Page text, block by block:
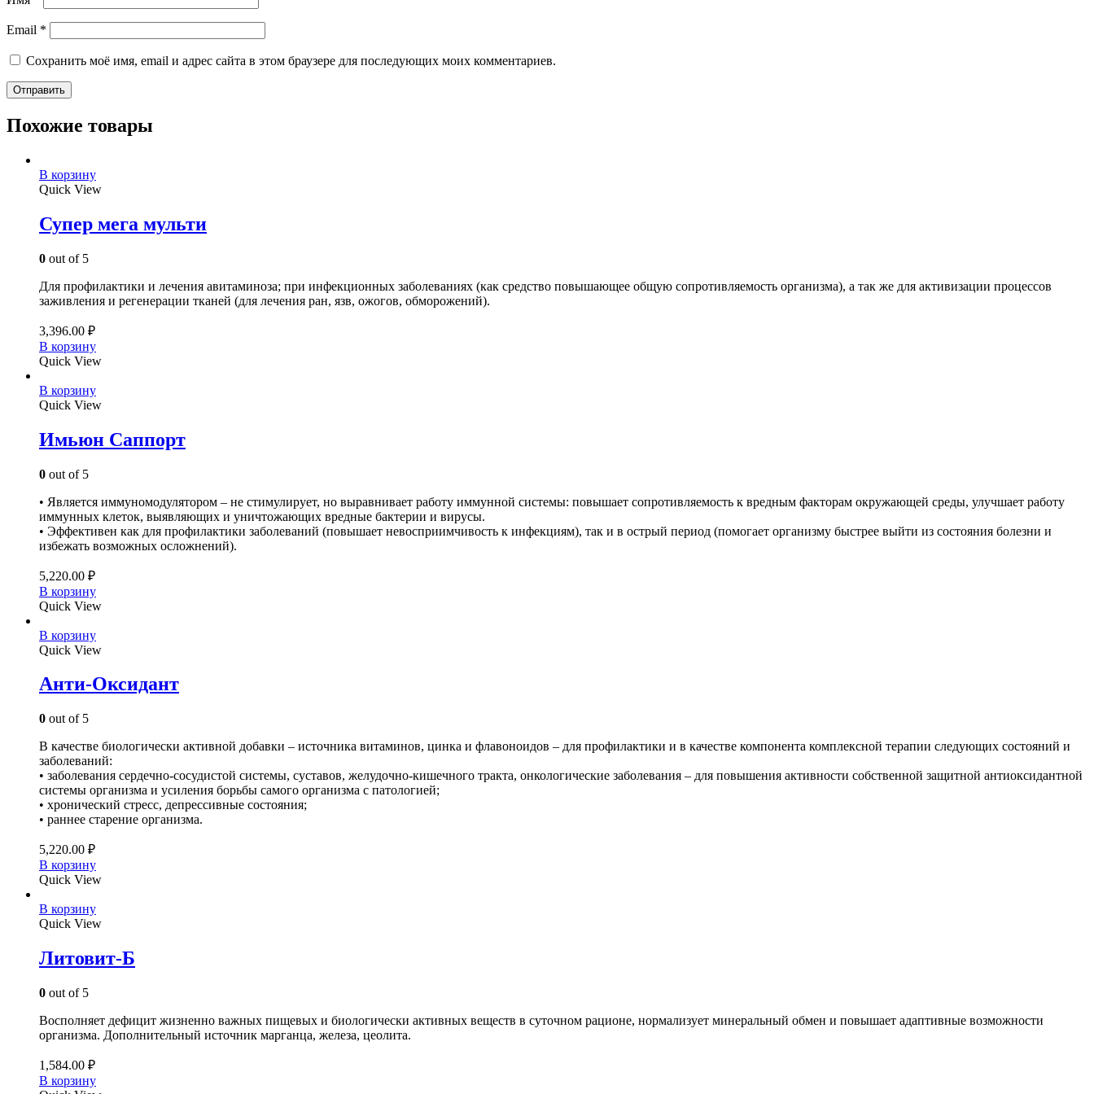
Email *
Сохранить моё имя, email и адрес сайта в этом браузере для последующих моих комментариев.
Похожие товары
В корзину
Quick View
Супер мега мульти
0 out of 5
Для профилактики и лечения авитаминоза; при инфекционных заболеваниях (как средство повышающее общую сопротивляемость организма), а так же для активизации процессов
заживления и регенерации тканей (для лечения ран, язв, ожогов, обморожений).
3,396.00 ₽
В корзину
Quick View
В корзину
Quick View
Имьюн Саппорт
0 out of 5
• Является иммуномодулятором – не стимулирует, но выравнивает работу иммунной системы: повышает сопротивляемость к вредным факторам окружающей среды, улучшает работу
иммунных клеток, выявляющих и уничтожающих вредные бактерии и вирусы.
• Эффективен как для профилактики заболеваний (повышает невосприимчивость к инфекциям), так и в острый период (помогает организму быстрее выйти из состояния болезни и
избежать возможных осложнений).
5,220.00 ₽
В корзину
Quick View
В корзину
Quick View
Анти-Оксидант
0 out of 5
В качестве биологически активной добавки – источника витаминов, цинка и флавоноидов – для профилактики и в качестве компонента комплексной терапии следующих состояний и
заболеваний:
• заболевания сердечно-сосудистой системы, суставов, желудочно-кишечного тракта, онкологические заболевания – для повышения активности собственной защитной антиоксидантной
системы организма и усиления борьбы самого организма с патологией;
• хронический стресс, депрессивные состояния;
• раннее старение организма.
5,220.00 ₽
В корзину
Quick View
В корзину
Quick View
Литовит-Б
0 out of 5
Восполняет дефицит жизненно важных пищевых и биологически активных веществ в суточном рационе, нормализует минеральный обмен и повышает адаптивные возможности
организма. Дополнительный источник марганца, железа, цеолита.
1,584.00 ₽
В корзину